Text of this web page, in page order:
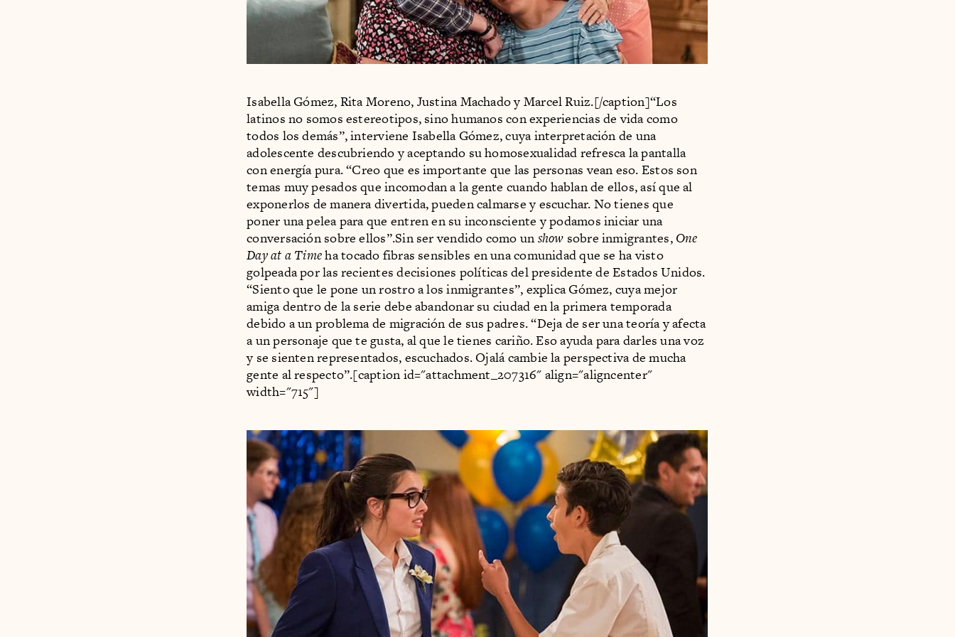
Isabella Gómez, Rita Moreno, Justina Machado y Marcel Ruiz.[/caption]“Los
latinos no somos estereotipos, sino humanos con experiencias de vida como
todos los demás”, interviene Isabella Gómez, cuya interpretación de una
adolescente descubriendo y aceptando su homosexualidad refresca la pantalla
con energía pura. “Creo que es importante que las personas vean eso. Estos son
temas muy pesados que incomodan a la gente cuando hablan de ellos, así que al
exponerlos de manera divertida, pueden calmarse y escuchar. No tienes que
poner una pelea para que entren en su inconsciente y podamos iniciar una
conversación sobre ellos”.Sin ser vendido como un show sobre inmigrantes, One
Day at a Timeha tocado fibras sensibles en una comunidad que se ha visto
golpeada por las recientes decisiones políticas del presidente de Estados Unidos.
“Siento que le pone un rostro a los inmigrantes”, explica Gómez, cuya mejor
amiga dentro de la serie debe abandonar su ciudad en la primera temporada
debido a un problema de migración de sus padres. “Deja de ser una teoría y afecta
a un personaje que te gusta, al que le tienes cariño. Eso ayuda para darles una voz
y se sienten representados, escuchados. Ojalá cambie la perspectiva de mucha
gente al respecto”.[caption id="attachment_207316" align="aligncenter"
width="715"]